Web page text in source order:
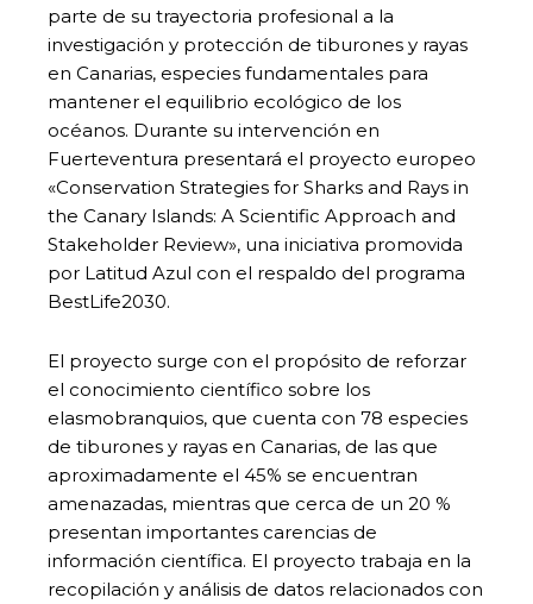
parte de su trayectoria profesional a la
investigación y protección de tiburones y rayas
en Canarias, especies fundamentales para
mantener el equilibrio ecológico de los
océanos. Durante su intervención en
Fuerteventura presentará el proyecto europeo
«Conservation Strategies for Sharks and Rays in
the Canary Islands: A Scientific Approach and
Stakeholder Review», una iniciativa promovida
por Latitud Azul con el respaldo del programa
BestLife2030.
El proyecto surge con el propósito de reforzar
el conocimiento científico sobre los
elasmobranquios, que cuenta con 78 especies
de tiburones y rayas en Canarias, de las que
aproximadamente el 45% se encuentran
amenazadas, mientras que cerca de un 20 %
presentan importantes carencias de
información científica. El proyecto trabaja en la
recopilación y análisis de datos relacionados con